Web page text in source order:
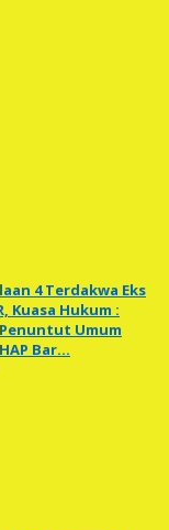
4 Terdakwa Eks
Kuasa Hukum :
Umum
Bar…